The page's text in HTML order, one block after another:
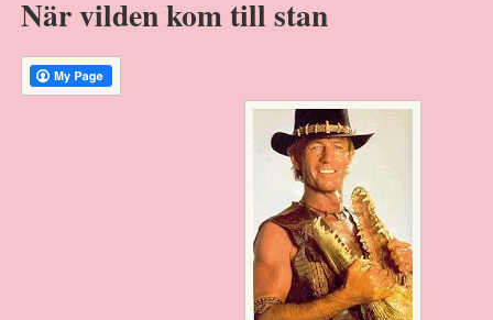
När vilden kom till stan